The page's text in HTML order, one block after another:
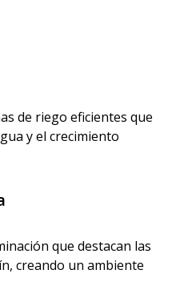
de riego eficientes que
y el crecimiento
que destacan las
creando un ambiente